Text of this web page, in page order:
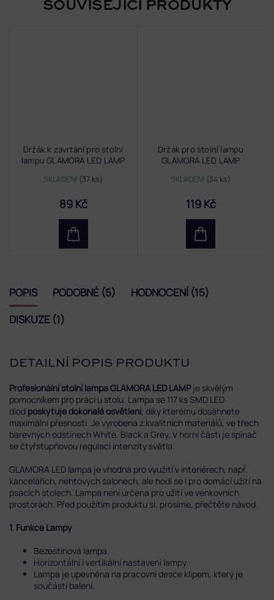
SOUVISEJÍCÍ PRODUKTY
Držák k zavrtání pro stolní
lampu GLAMORA LED LAMP
SKLADEM (37 ks)
89 Kč
Držák pro stolní lampu
GLAMORA LED LAMP
SKLADEM (34 ks)
119 Kč
POPIS PODOBNÉ (5)
HODNOCENÍ (15)
DISKUZE (1)
DETAILNÍ POPIS PRODUKTU
Profesionální stolní lampa GLAMORA LED LAMPje skvělým
pomocníkem pro práci u stolu. Lampa se 117 ks SMD LED
diod poskytuje dokonalé osvětlení, díky kterému dosáhnete
maximální přesnosti. Je vyrobena z kvalitních materiálů, ve třech
barevných odstínech White, Black a Grey. V horní části je spínač
se čtyřstupňovou regulací intenzity světla.
GLAMORA LED lampa je vhodná pro využití v interiérech, např.
kancelářích, nehtových salonech, ale hodí se i pro domácí užití na
psacích stolech. Lampa není určena pro užití ve venkovních
prostorách. Před použitím produktu si, prosíme, přečtěte návod.
1. Funkce Lampy
Bezestínová lampa.
Horizontální i vertikální nastavení lampy.
Lampa je upevněna na pracovní desce klipem, který je
součástí balení.